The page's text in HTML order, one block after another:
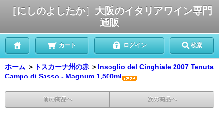
［にしのよしたか］大阪のイタリアワイン専門
通販
カート ログイン 検索
ホーム ＞ トスカーナ州の赤 ＞ Insoglio del Cinghiale 2007 Tenuta
Campo di Sasso - Magnum 1,500ml
前の商品へ 次の商品へ